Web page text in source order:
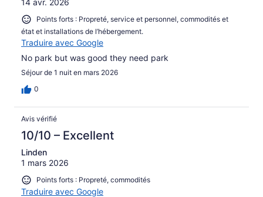
14 avr. 2026
Points forts : Propreté, service et personnel, commodités et
état et installations de l’hébergement.
Traduire avec Google
No park but was good they need park
Séjour de 1 nuit en mars 2026
0
Avis vérifié
10/10 – Excellent
Linden
1 mars 2026
Points forts : Propreté, commodités
Traduire avec Google